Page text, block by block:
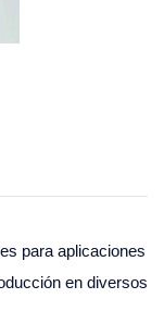
para aplicaciones
en diversos